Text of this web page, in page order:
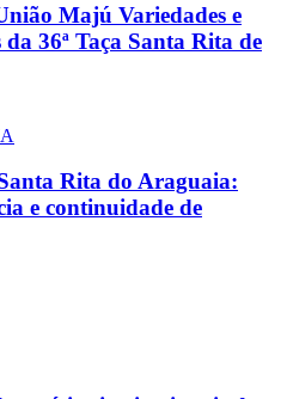
Majú Variedades e
36ª Taça Santa Rita de
Rita do Araguaia:
e continuidade de